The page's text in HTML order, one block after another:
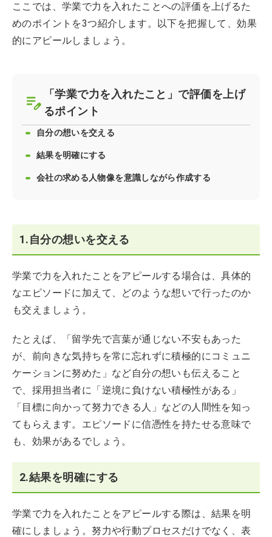
ここでは、学業で力を入れたことへの評価を上げるた
めのポイントを3つ紹介します。以下を把握して、効果
的にアピールしましょう。
「学業で力を入れたこと」で評価を上げ
るポイント
自分の想いを交える
結果を明確にする
会社の求める人物像を意識しながら作成する
1.自分の想いを交える
学業で力を入れたことをアピールする場合は、具体的
なエピソードに加えて、どのような想いで行ったのか
も交えましょう。
たとえば、「留学先で言葉が通じない不安もあった
が、前向きな気持ちを常に忘れずに積極的にコミュニ
ケーションに努めた」など自分の想いも伝えること
で、採用担当者に「逆境に負けない積極性がある」
「目標に向かって努力できる人」などの人間性を知っ
てもらえます。エピソードに信憑性を持たせる意味で
も、効果があるでしょう。
2.結果を明確にする
学業で力を入れたことをアピールする際は、結果を明
確にしましょう。努力や行動プロセスだけでなく、表